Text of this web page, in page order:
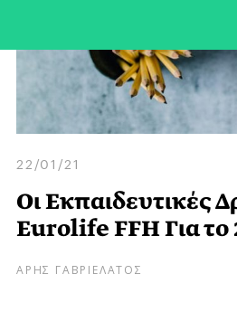
22/01/21
Οι Εκπαιδευτικές
Eurolife FFH Για το
ΑΡΗΣ ΓΑΒΡΙΕΛΑΤΟΣ